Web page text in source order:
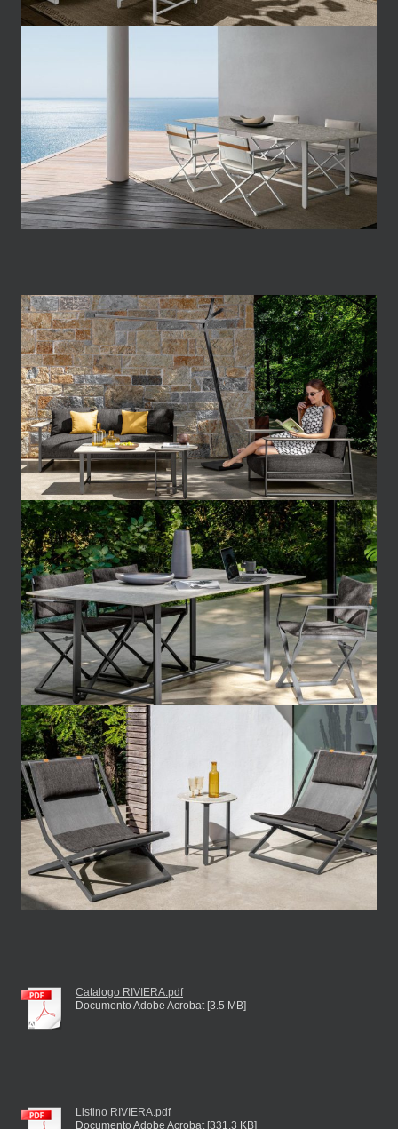
Catalogo RIVIERA.pdf
Documento Adobe Acrobat [3.5 MB]
Listino RIVIERA.pdf
Documento Adobe Acrobat [331.3 KB]